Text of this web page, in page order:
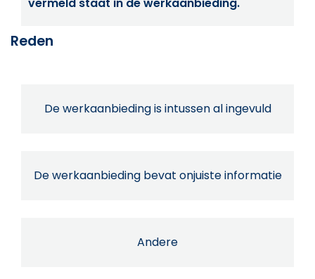
Reden
De werkaanbieding is intussen al ingevuld
De werkaanbieding bevat onjuiste informatie
Andere